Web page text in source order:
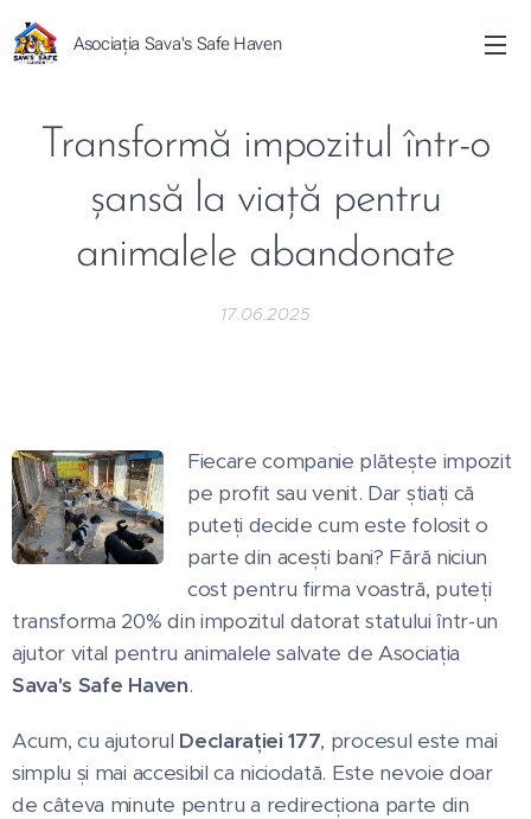
Asociația Sava's Safe Haven
Transformă impozitul într-o
șansă la viață pentru
animalele abandonate
17.06.2025
Fiecare companie plătește impozit
pe profit sau venit. Dar știați că
puteți decide cum este folosit o
parte din acești bani? Fără niciun
cost pentru firma voastră, puteți
transforma 20% din impozitul datorat statului într-un
ajutor vital pentru animalele salvate de Asociația
Sava's Safe Haven.
Acum, cu ajutorul Declarației 177, procesul este mai
simplu și mai accesibil ca niciodată. Este nevoie doar
de câteva minute pentru a redirecționa parte din